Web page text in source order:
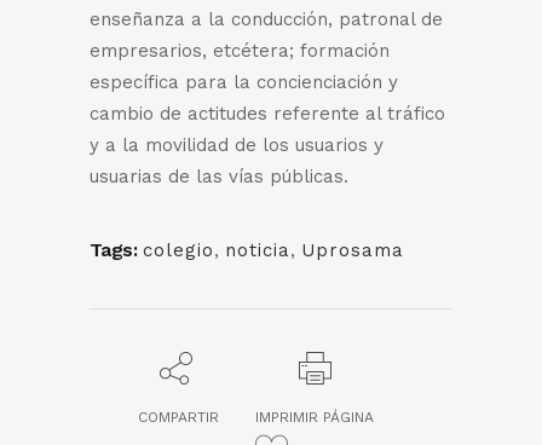
enseñanza a la conducción, patronal de
empresarios, etcétera; formación
específica para la concienciación y
cambio de actitudes referente al tráfico
y a la movilidad de los usuarios y
usuarias de las vías públicas.
Tags: colegio, noticia, Uprosama
COMPARTIR IMPRIMIR PÁGINA